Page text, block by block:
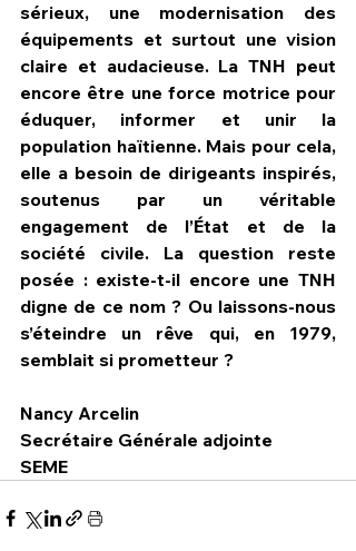
sérieux, une modernisation des
équipements et surtout une vision
claire et audacieuse. La TNH peut
encore être une force motrice pour
éduquer, informer et unir la
population haïtienne. Mais pour cela,
elle a besoin de dirigeants inspirés,
soutenus par un véritable
engagement de l’État et de la
société civile. La question reste
posée : existe-t-il encore une TNH
digne de ce nom ? Ou laissons-nous
s’éteindre un rêve qui, en 1979,
semblait si prometteur ?
Nancy Arcelin
Secrétaire Générale adjointe
SEME